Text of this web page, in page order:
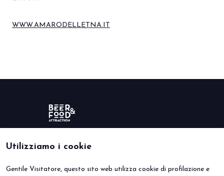
WWW.AMARODELLETNA.IT
Utilizziamo i cookie
Gentile Visitatore, questo sito web utilizza cookie di profilazione e
BEER&FOOD ATTRACTION VISITA